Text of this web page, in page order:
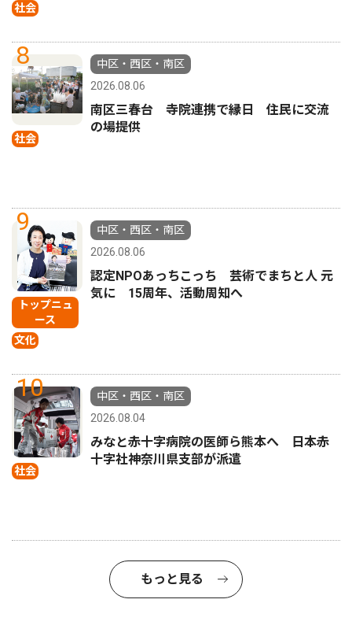
社会
8
社会
中区・西区・南区
2026.08.06
南区三春台 寺院連携で縁日 住民に交流
の場提供
9
トップニュ
ース
文化
中区・西区・南区
2026.08.06
認定NPOあっちこっち 芸術でまちと人 元
気に 15周年、活動周知へ
10
社会
中区・西区・南区
2026.08.04
みなと赤十字病院の医師ら熊本へ 日本赤
十字社神奈川県支部が派遣
もっと見る